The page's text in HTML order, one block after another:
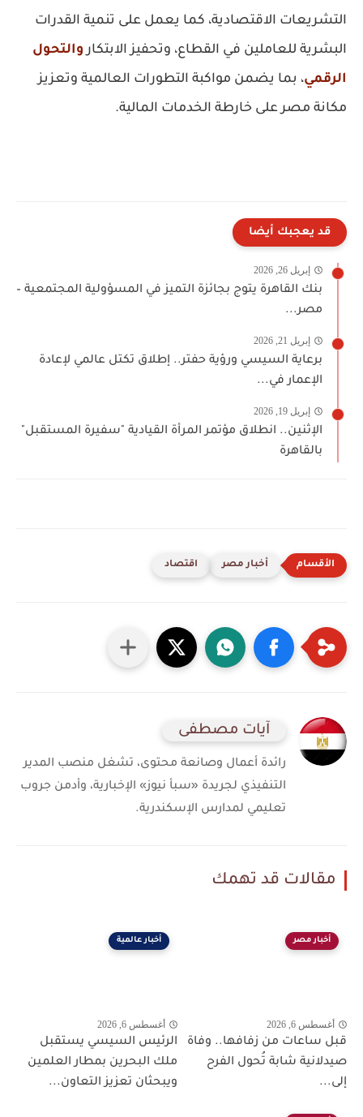
التشريعات الاقتصادية، كما يعمل على تنمية القدرات
البشرية للعاملين في القطاع، وتحفيز الابتكار والتحول
الرقمي، بما يضمن مواكبة التطورات العالمية وتعزيز
مكانة مصر على خارطة الخدمات المالية.
قد يعجبك أيضا
إبريل 26, 2026
بنك القاهرة يتوج بجائزة التميز في المسؤولية المجتمعية –
مصر...
إبريل 21, 2026
برعاية السيسي ورؤية حفتر.. إطلاق تكتل عالمي لإعادة
الإعمار في...
إبريل 19, 2026
الإثنين.. انطلاق مؤتمر المرأة القيادية "سفيرة المستقبل"
بالقاهرة
أخبار مصر اقتصاد
آيات مصطفى
رائدة أعمال وصانعة محتوى، تشغل منصب المدير
التنفيذي لجريدة «سبأ نيوز» الإخبارية، وأدمن جروب
تعليمي لمدارس الإسكندرية.
مقالات قد تهمك
أخبار مصر
أغسطس 6, 2026
قبل ساعات من زفافها.. وفاة
صيدلانية شابة تُحول الفرح
إلى...
أخبار عالمية
أغسطس 6, 2026
الرئيس السيسي يستقبل
ملك البحرين بمطار العلمين
ويبحثان تعزيز التعاون...